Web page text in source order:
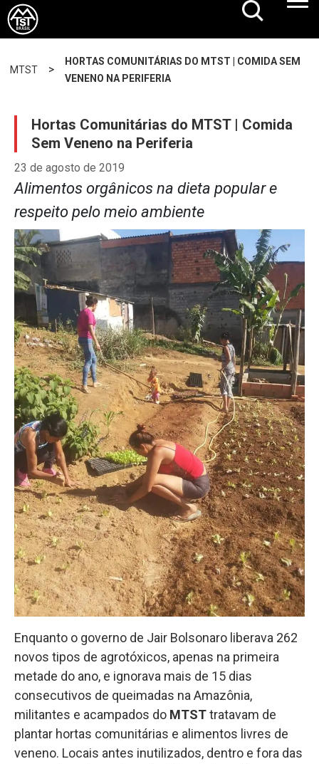
MTST >
HORTAS COMUNITÁRIAS DO MTST | COMIDA SEM
VENENO NA PERIFERIA
Hortas Comunitárias do MTST | Comida
Sem Veneno na Periferia
23 de agosto de 2019
Alimentos orgânicos na dieta popular e
respeito pelo meio ambiente
Enquanto o governo de Jair Bolsonaro liberava 262
novos tipos de agrotóxicos, apenas na primeira
metade do ano, e ignorava mais de 15 dias
consecutivos de queimadas na Amazônia,
militantes e acampados do MTSTtratavam de
plantar hortas comunitárias e alimentos livres de
veneno. Locais antes inutilizados, dentro e fora das